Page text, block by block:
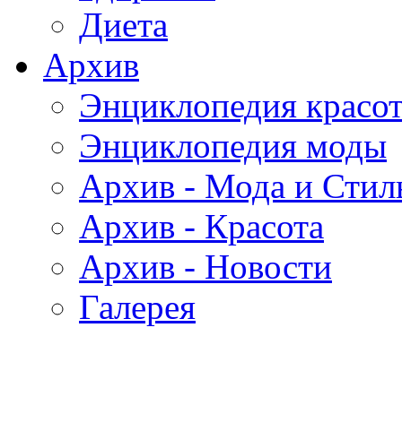
Диета
Архив
Энциклопедия
Энциклопедия моды
Архив - Мода и
Архив - Красота
Архив - Новости
Галерея